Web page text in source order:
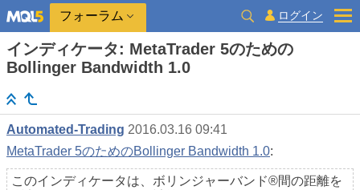
フォーラム ログイン
インディケータ: MetaTrader 5のための
Bollinger Bandwidth 1.0
Automated-Trading 2016.03.16 09:41
MetaTrader 5のためのBollinger Bandwidth 1.0:
このインディケータは、ボリンジャーバンド®間の距離を